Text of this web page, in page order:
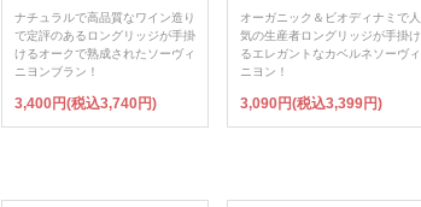
ナチュラルで高品質なワイン造り
で定評のあるロングリッジが手掛
けるオークで熟成されたソーヴィ
ニヨンブラン！
3,400円(税込3,740円)
オーガニック＆ビオディナミで人
気の生産者ロングリッジが手掛け
るエレガントなカベルネソーヴィ
ニヨン！
3,090円(税込3,399円)